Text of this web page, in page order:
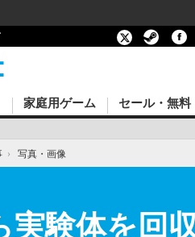
家庭用ゲーム セール・無料
› 写真・画像
実験体を回